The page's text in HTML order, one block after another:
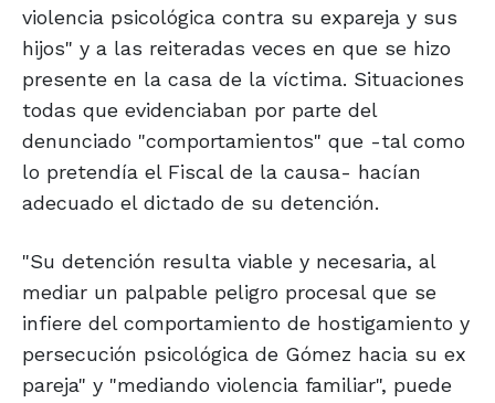
violencia psicológica contra su expareja y sus
hijos" y a las reiteradas veces en que se hizo
presente en la casa de la víctima. Situaciones
todas que evidenciaban por parte del
denunciado "comportamientos" que -tal como
lo pretendía el Fiscal de la causa- hacían
adecuado el dictado de su detención.
"Su detención resulta viable y necesaria, al
mediar un palpable peligro procesal que se
infiere del comportamiento de hostigamiento y
persecución psicológica de Gómez hacia su ex
pareja" y "mediando violencia familiar", puede